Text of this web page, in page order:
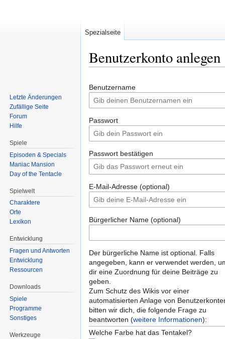
Benutzerkonto anlegen
Navigation
springen
Suche
springen
Benutzername
Passwort
Passwort bestätigen
E-Mail-Adresse (optional)
Bürgerlicher Name (optional)
Der bürgerliche Name ist optional. Falls
angegeben, kann er verwendet werden,
dir eine Zuordnung für deine Beiträge zu
geben.
Zum Schutz des Wikis vor einer
automatisierten Anlage von
bitten wir dich, die folgende Frage zu
beantworten (weitere Informationen):
Welche Farbe hat das Tentakel?
Spezialseite
Letzte Änderungen
Zufällige Seite
Forum
Hilfe
Spiele
Episoden & Specials
Maniac Mansion
Day of the Tentacle
Spielwelt
Charaktere
Orte
Lexikon
Entwicklung
Fragen und Antworten
Entwicklung
Ressourcen
Downloads
Spiele
Programme
Sonstiges
Werkzeuge